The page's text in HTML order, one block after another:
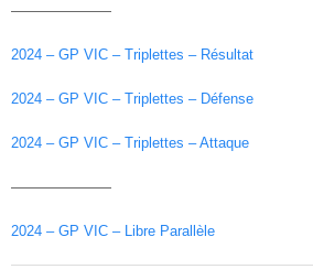
———————
2024 – GP VIC – Triplettes – Résultat
2024 – GP VIC – Triplettes – Défense
2024 – GP VIC – Triplettes – Attaque
———————
2024 – GP VIC – Libre Parallèle